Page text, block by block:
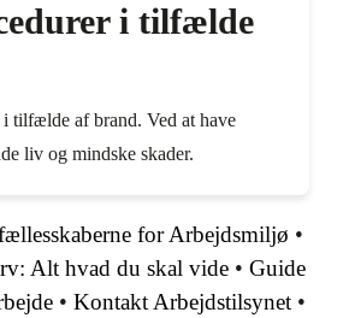
i tilfælde
i tilfælde af brand. Ved at have
liv og mindske skader.
for Arbejdsmiljø •
Alt hvad du skal vide • Guide
• Kontakt Arbejdstilsynet •